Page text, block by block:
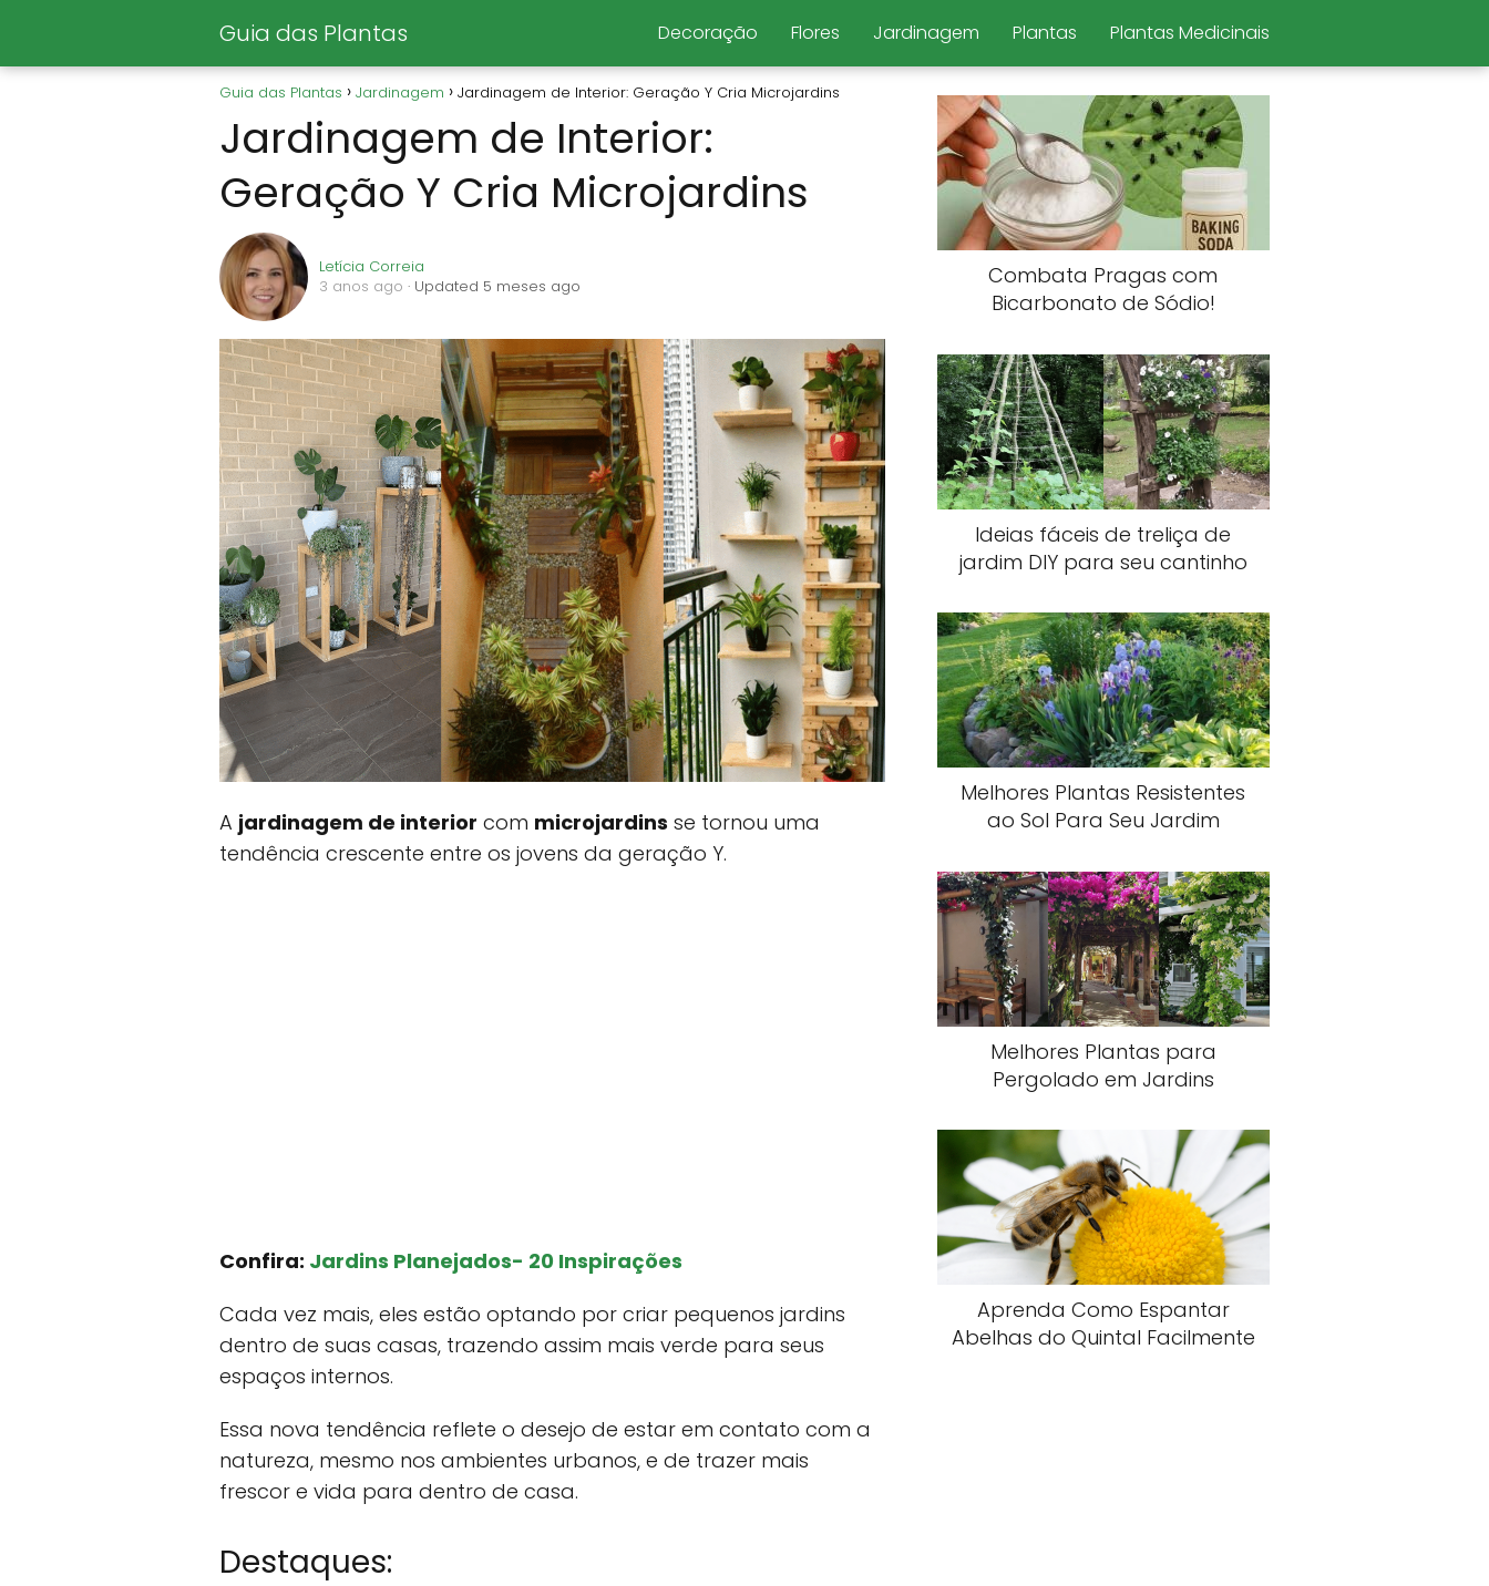
Guia das Plantas Decoração Flores Jardinagem Plantas Plantas Medicinais
Guia das Plantas Jardinagem Jardinagem de Interior: Geração Y Cria Microjardins
Jardinagem de Interior:
Geração Y Cria Microjardins
Letícia Correia
3 anos ago · Updated 5 meses ago
A jardinagem de interior com microjardins se tornou uma
tendência crescente entre os jovens da geração Y.
Confira: Jardins Planejados- 20 Inspirações
Cada vez mais, eles estão optando por criar pequenos jardins
dentro de suas casas, trazendo assim mais verde para seus
espaços internos.
Essa nova tendência reflete o desejo de estar em contato com a
natureza, mesmo nos ambientes urbanos, e de trazer mais
frescor e vida para dentro de casa.
Destaques:
Combata Pragas com
Bicarbonato de Sódio!
Ideias fáceis de treliça de
jardim DIY para seu cantinho
Melhores Plantas Resistentes
ao Sol Para Seu Jardim
Melhores Plantas para
Pergolado em Jardins
Aprenda Como Espantar
Abelhas do Quintal Facilmente